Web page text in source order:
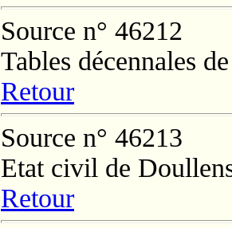
Source n° 46212
Tables décennales
Retour
Source n° 46213
Etat civil de
Retour